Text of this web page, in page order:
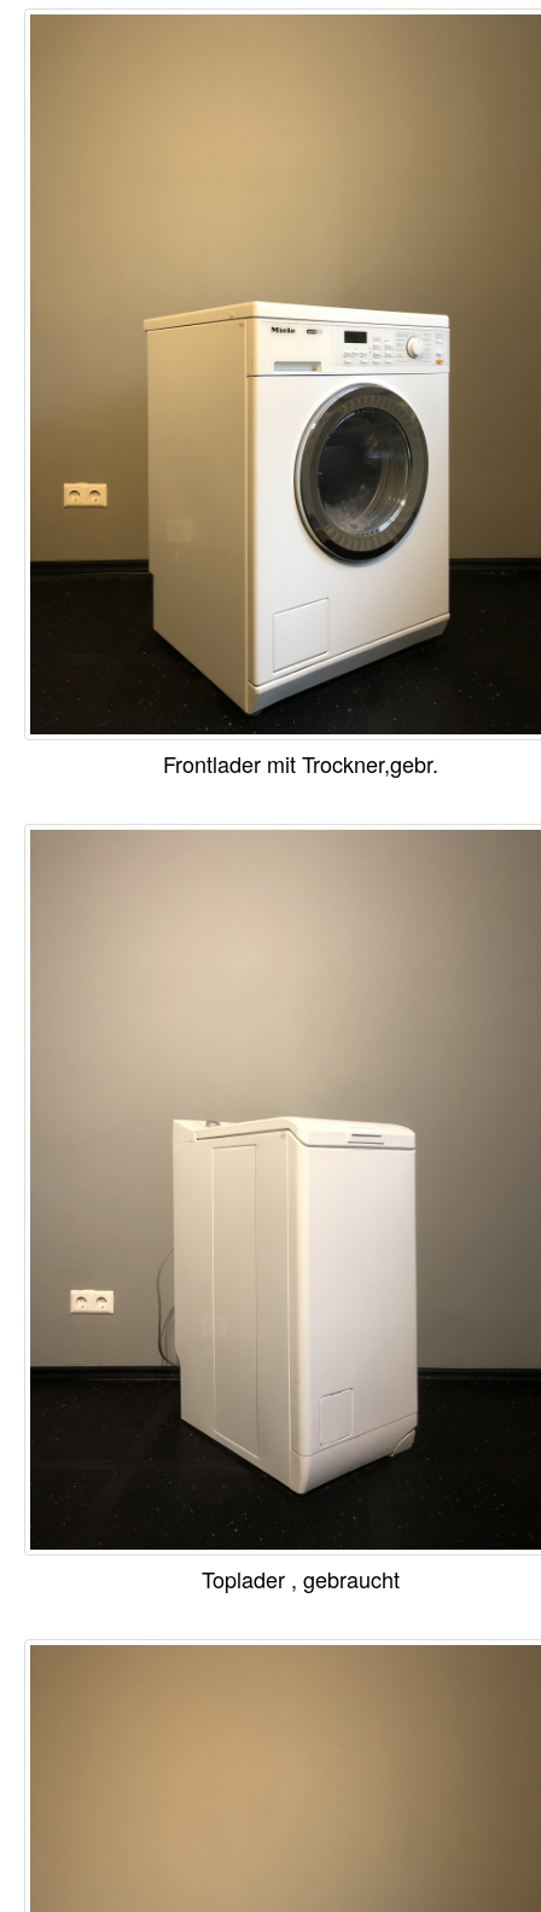
Frontlader mit Trockner,gebr.
Toplader , gebraucht